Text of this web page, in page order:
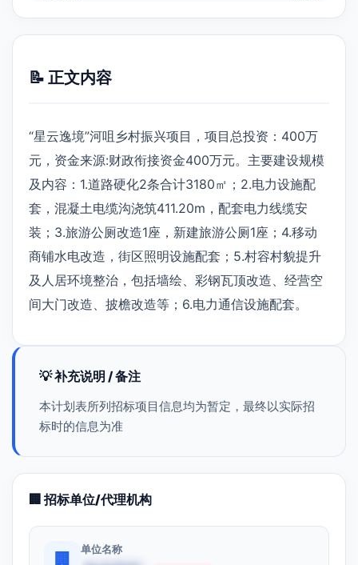
📝 正文内容
“星云逸境”河咀乡村振兴项目，项目总投资：400万
元，资金来源:财政衔接资金400万元。主要建设规模
及内容：1.道路硬化2条合计3180㎡；2.电力设施配
套，混凝土电缆沟浇筑411.20m，配套电力线缆安
装；3.旅游公厕改造1座，新建旅游公厕1座；4.移动
商铺水电改造，街区照明设施配套；5.村容村貌提升
及人居环境整治，包括墙绘、彩钢瓦顶改造、经营空
间大门改造、披檐改造等；6.电力通信设施配套。
💡 补充说明 / 备注
本计划表所列招标项目信息均为暂定，最终以实际招
标时的信息为准
🏢 招标单位/代理机构
🏢
单位名称